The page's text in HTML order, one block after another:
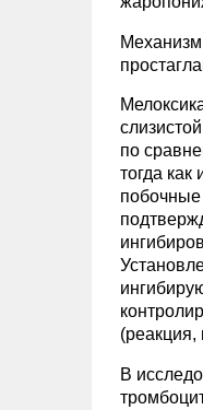
Механизм
по
тогда
побочные
В